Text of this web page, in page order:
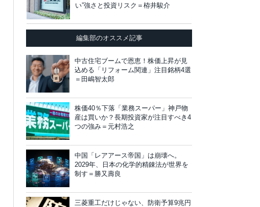
い”強さと投資リスク＝栫井駿介
編集部のオススメ記事
中古住宅ブームで恩恵！株価上昇が見
込める「リフォーム関連」注目銘柄4選
＝田嶋智太郎
株価40％下落「業務スーパー」神戸物
産は買いか？長期投資家が注目すべき4
つの強み＝元村浩之
中国「レアアース帝国」は崩壊へ。
2029年、日本の化学的精錬法が世界を
制す＝勝又壽良
三菱重工だけじゃない、防衛予算9兆円